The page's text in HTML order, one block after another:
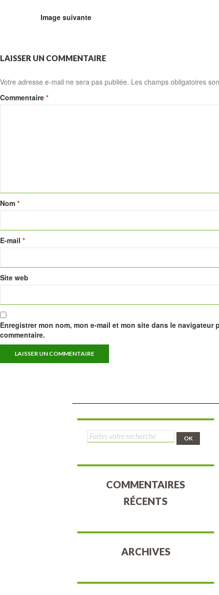
Image suivante
LAISSER UN COMMENTAIRE
Votre adresse e-mail ne sera pas publiée. Les champs obligatoires
Commentaire *
Nom *
E-mail *
Site web
Enregistrer mon nom, mon e-mail et mon site dans le navigateur
commentaire.
Rechercher :
COMMENTAIRES
RÉCENTS
ARCHIVES